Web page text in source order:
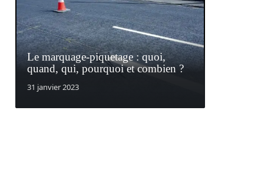
Le marquage-piquetage : quoi,
quand, qui, pourquoi et combien ?
31 janvier 2023